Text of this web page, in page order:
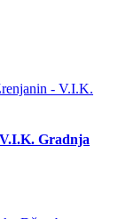
Gradnja